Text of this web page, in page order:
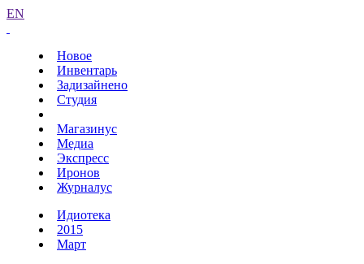
EN
Новое
Инвентарь
Задизайнено
Студия
Магазинус
Медиа
Экспресс
Иронов
Журналус
Идиотека
2015
Март